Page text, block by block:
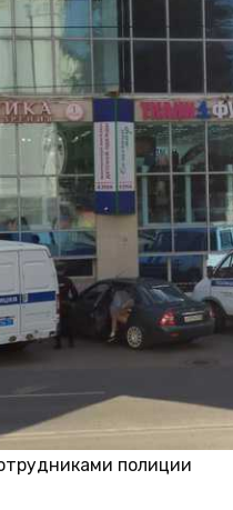
полиции